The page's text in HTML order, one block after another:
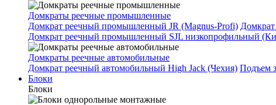
Домкраты реечные промышленные
Домкрат реечный промышленный JR (Magnus-Profi)
Домкрат реечный промышленный SJL низкопрофильный
Домкраты реечные автомобильные
Домкрат реечный автомобильный High Jack (Чехия) Подъем
Блоки
Блоки